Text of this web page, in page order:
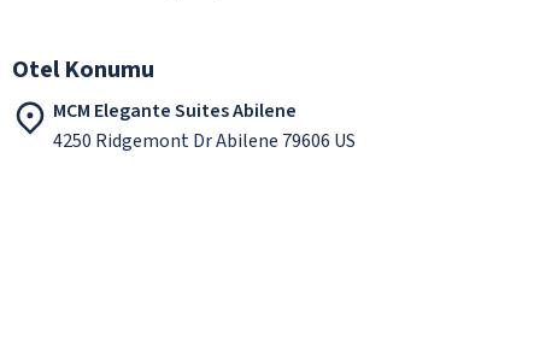
Otel Konumu
MCM Elegante Suites Abilene
4250 Ridgemont Dr Abilene 79606 US